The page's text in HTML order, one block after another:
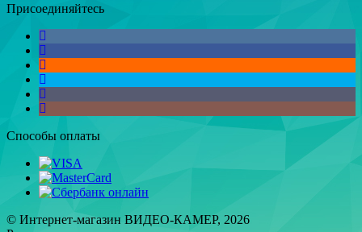
Присоединяйтесь
Способы оплаты
© Интернет-магазин ВИДЕО-КАМЕР, 2026